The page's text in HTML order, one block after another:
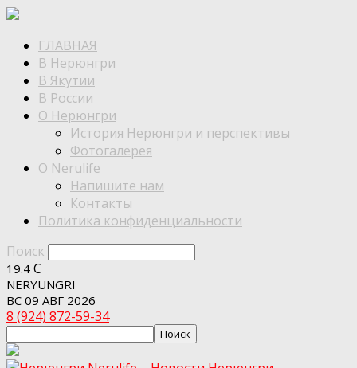
ГЛАВНАЯ
В Нерюнгри
В Якутии
В России
О Нерюнгри
История Нерюнгри и перспективы
Фотогалерея
О Nerulife
Напишите нам
Контакты
Политика конфиденциальности
Поиск
19.4 C
NERYUNGRI
ВС 09 АВГ 2026
8 (924) 872-59-34